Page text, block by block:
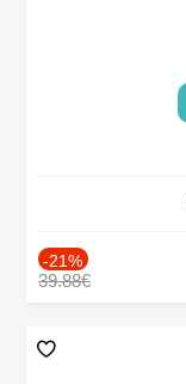
-21%
39.88€